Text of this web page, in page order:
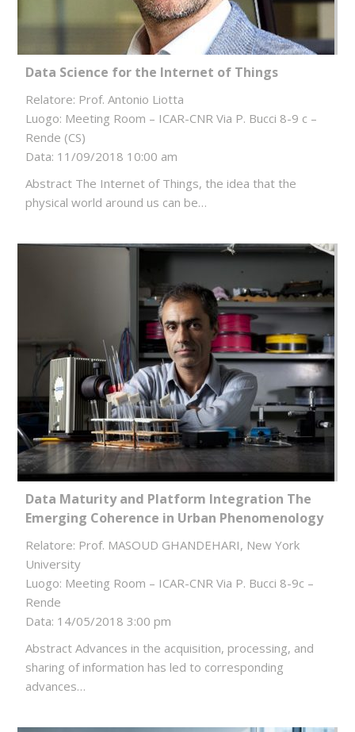
Data Science for the Internet of Things
Relatore: Prof. Antonio Liotta
Luogo: Meeting Room – ICAR-CNR Via P. Bucci 8-9 c –
Rende (CS)
Data: 11/09/2018 10:00 am
Abstract The Internet of Things, the idea that the
physical world around us can be…
Data Maturity and Platform Integration The
Emerging Coherence in Urban Phenomenology
Relatore: Prof. MASOUD GHANDEHARI, New York
University
Luogo: Meeting Room – ICAR-CNR Via P. Bucci 8-9c –
Rende
Data: 14/05/2018 3:00 pm
Abstract Advances in the acquisition, processing, and
sharing of information has led to corresponding
advances…